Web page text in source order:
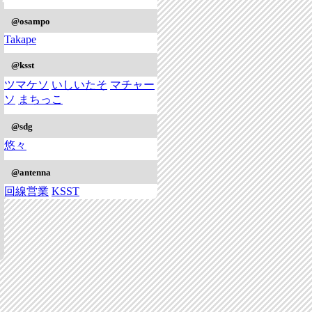
@osampo
Takape
@ksst
ツマケソ いしいたそ マチャー
ソ まちっこ
@sdg
悠々
@antenna
回線営業 KSST